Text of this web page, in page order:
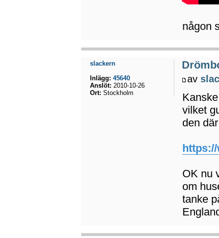
någon
av
vilket
den
https://
OK nu
om
tanke
slackern
Inlägg: 45640
Anslöt: 2010-10-26
Ort: Stockholm